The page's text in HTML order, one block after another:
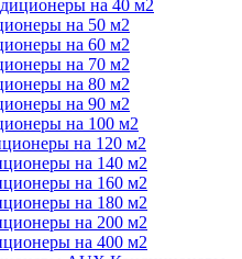
на 40 м2
на 50 м2
на 60 м2
на 70 м2
на 80 м2
на 90 м2
на 100 м2
на 120 м2
на 140 м2
на 160 м2
на 180 м2
на 200 м2
на 400 м2